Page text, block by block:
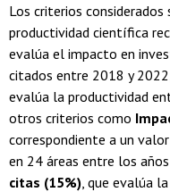
Los criterios considerados
productividad científica
evalúa el impacto en
citados entre 2018 y
evalúa la productividad
otros criterios como
correspondiente a un
en 24 áreas entre los
citas (15%) , que evalúa